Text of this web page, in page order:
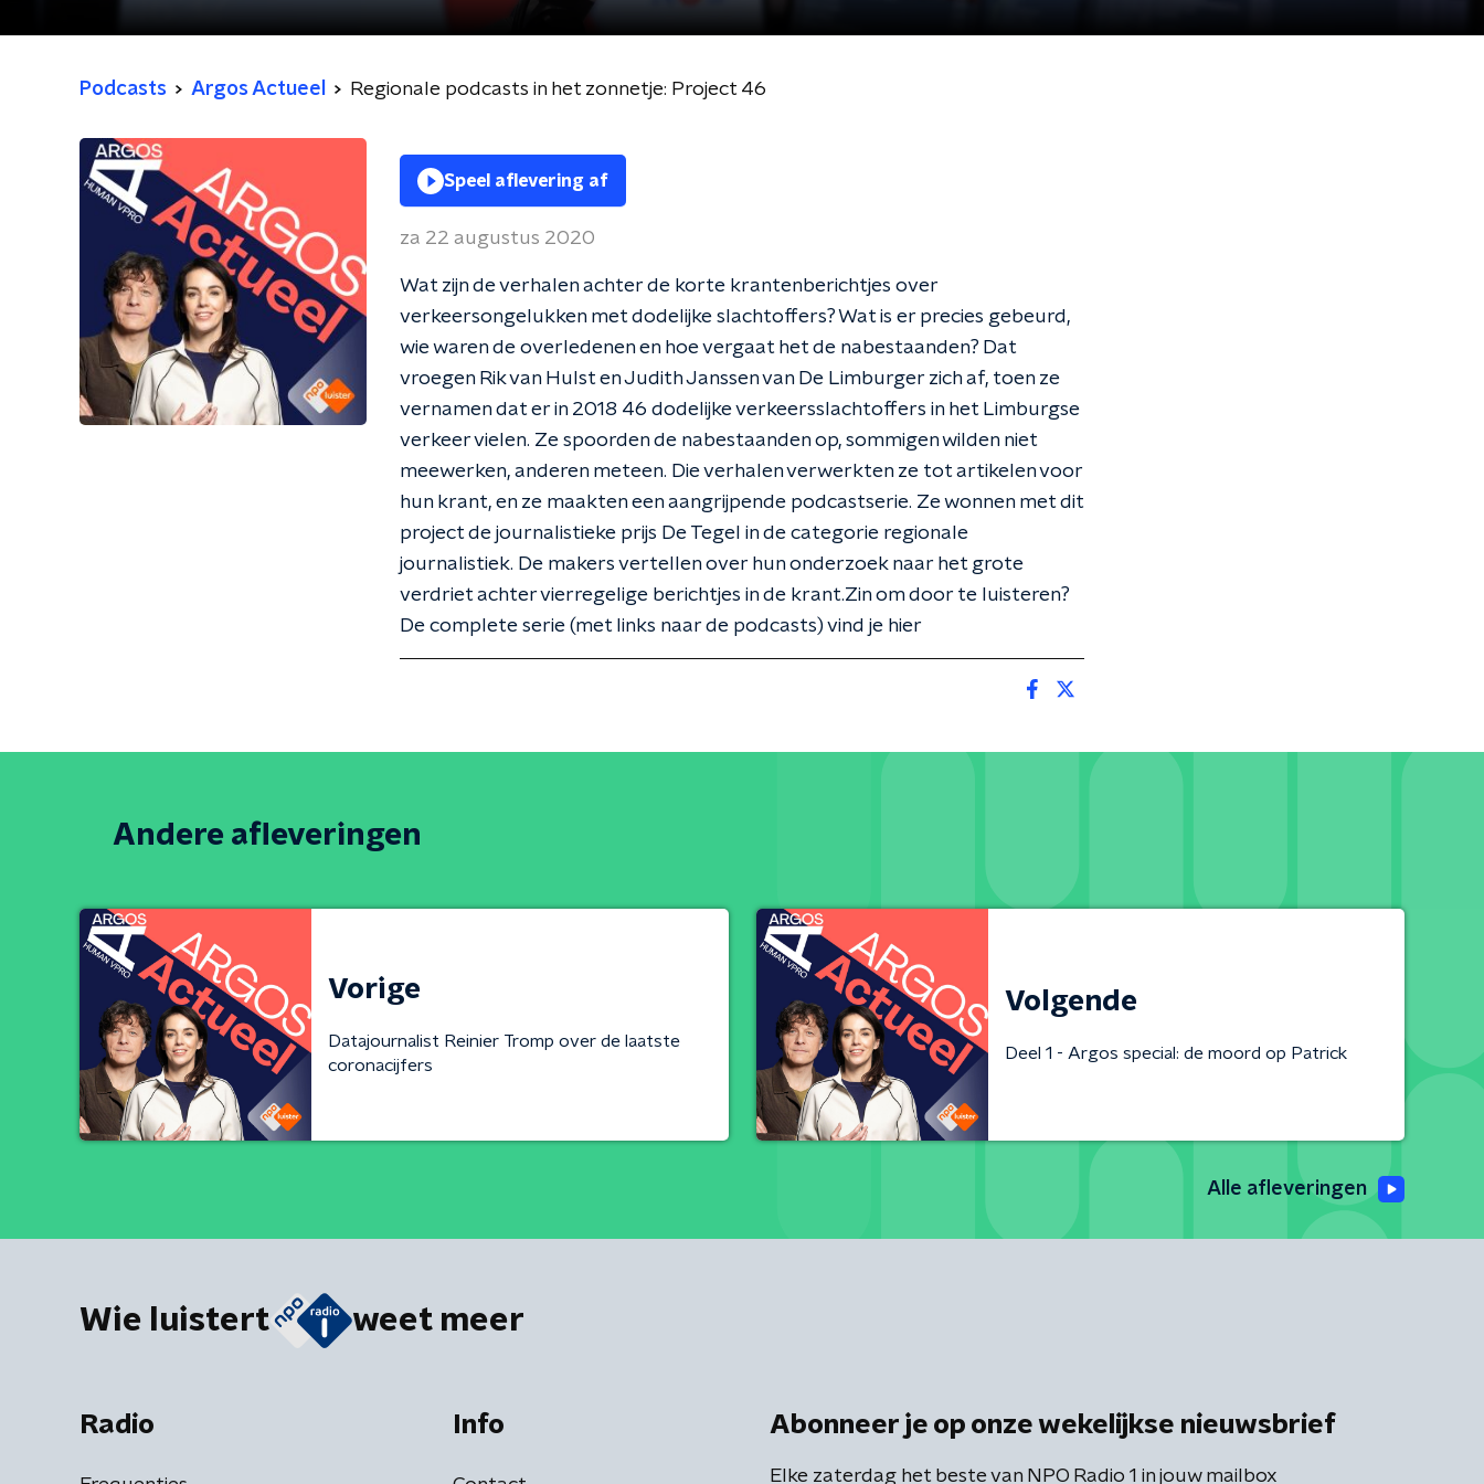
Podcasts Argos Actueel Regionale podcasts in het zonnetje: Project 46
Speel aflevering af
za 22 augustus 2020
Wat zijn de verhalen achter de korte krantenberichtjes over
verkeersongelukken met dodelijke slachtoffers? Wat is er precies gebeurd,
wie waren de overledenen en hoe vergaat het de nabestaanden? Dat
vroegen Rik van Hulst en Judith Janssen van De Limburger zich af, toen ze
vernamen dat er in 2018 46 dodelijke verkeersslachtoffers in het Limburgse
verkeer vielen. Ze spoorden de nabestaanden op, sommigen wilden niet
meewerken, anderen meteen. Die verhalen verwerkten ze tot artikelen voor
hun krant, en ze maakten een aangrijpende podcastserie. Ze wonnen met dit
project de journalistieke prijs De Tegel in de categorie regionale
journalistiek. De makers vertellen over hun onderzoek naar het grote
verdriet achter vierregelige berichtjes in de krant.Zin om door te luisteren?
De complete serie (met links naar de podcasts) vind je hier
Andere afleveringen
Vorige
Datajournalist Reinier Tromp over de laatste
coronacijfers
Volgende
Deel 1 - Argos special: de moord op Patrick
Alle afleveringen
Wie luistert weet meer
Radio Info Abonneer je op onze wekelijkse nieuwsbrief
Elke zaterdag het beste van NPO Radio 1 in jouw mailbox